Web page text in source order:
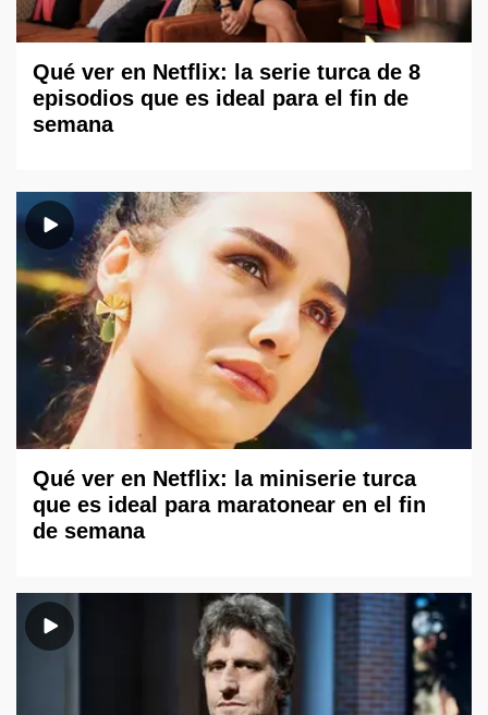
Qué ver en Netflix: la serie turca de 8
episodios que es ideal para el fin de
semana
Qué ver en Netflix: la miniserie turca
que es ideal para maratonear en el fin
de semana